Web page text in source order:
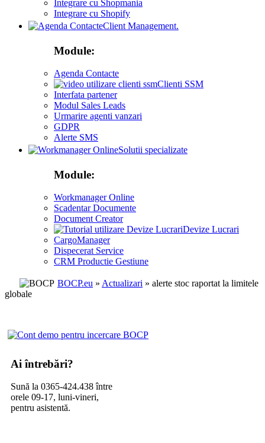
Integrare cu Shopmania
Integrare cu Shopify
Client Management.
Module:
Agenda Contacte
Clienti SSM
Interfata partener
Modul Sales Leads
Urmarire agenti vanzari
GDPR
Alerte SMS
Solutii specializate
Module:
Workmanager Online
Scadentar Documente
Document Creator
Devize Lucrari
CargoManager
Dispecerat Service
CRM Productie Gestiune
BOCP.eu » Actualizari » alerte stoc raportat la limitele
globale
Ai întrebări?
Sună la 0365-424.438 între
orele 09-17, luni-vineri,
pentru asistentă.